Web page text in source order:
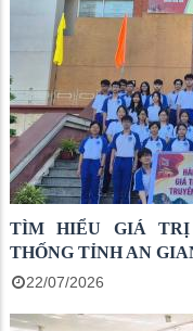
TÌM HIỂU GIÁ TRỊ
THỐNG TỈNH AN
22/07/2026